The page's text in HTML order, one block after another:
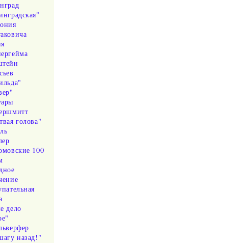
голова"
100
дело
назад!"